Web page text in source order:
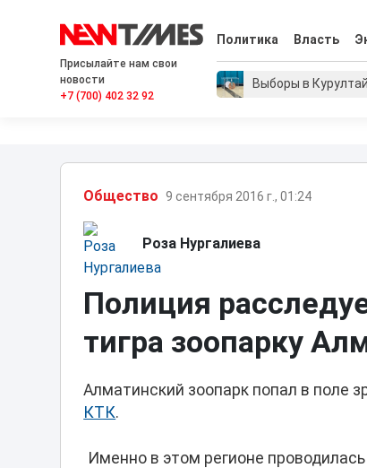
Присылайте нам свои
новости
+7 (700) 402 32 92
Политика Власть
Выборы в Курултай
Общество 9 сентября 2016 г., 01:24
Роза Нургалиева
Полиция
тигра зоопарку
Алматинский зоопарк попал в поле
КТК.
Именно в этом регионе